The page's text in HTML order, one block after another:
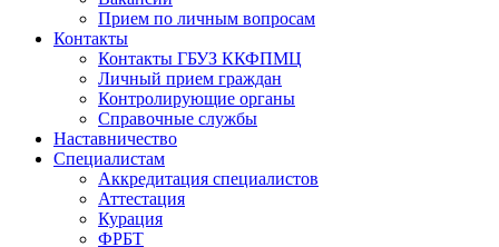
Прием по личным вопросам
Контакты
Контакты ГБУЗ ККФПМЦ
Личный прием граждан
Контролирующие органы
Справочные службы
Наставничество
Специалистам
Аккредитация специалистов
Аттестация
Курация
ФРБТ